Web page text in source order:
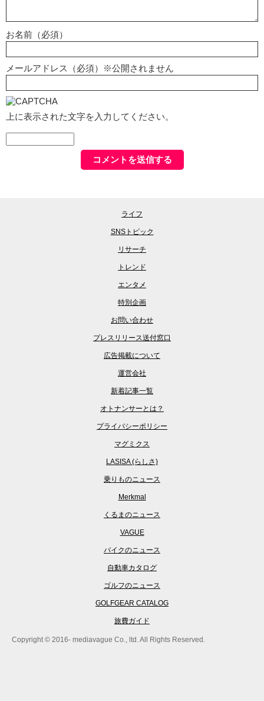
お名前（必須）
メールアドレス（必須）※公開されません
上に表示された文字を入力してください。
ライフ
SNSトピック
リサーチ
トレンド
エンタメ
特別企画
お問い合わせ
プレスリリース送付窓口
広告掲載について
運営会社
新着記事一覧
オトナンサーとは？
プライバシーポリシー
マグミクス
LASISA (らしさ)
乗りものニュース
Merkmal
くるまのニュース
VAGUE
バイクのニュース
自動車カタログ
ゴルフのニュース
GOLFGEAR CATALOG
旅費ガイド
Copyright © 2016- mediavague Co., ltd. All Rights Reserved.